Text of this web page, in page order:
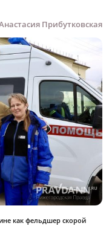
Прибутковская
как фельдшер скорой